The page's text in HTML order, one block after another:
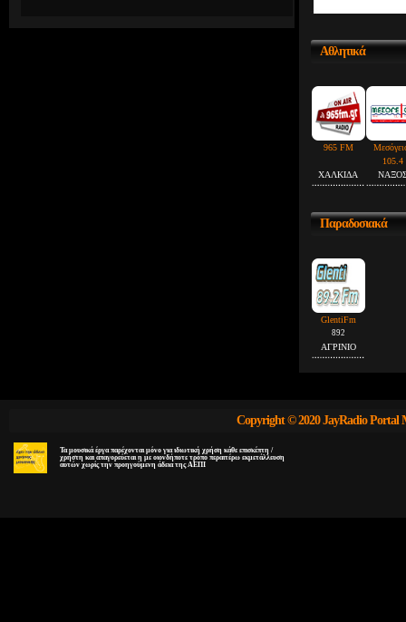
Αθλητικά
965 FM
ΧΑΛΚΙΔΑ
105.4
Παραδοσιακά
GlentiFm
892
ΑΓΡΙΝΙΟ
Copyright © 2020 JayRadio Portal
Τα μουσικά έργα παρέχονται μόνο για ιδιωτική χρήση κάθε επισκέπτη /
χρήστη και απαγορεύεται η με οιονδήποτε τρόπο περαιτέρω εκμετάλλευση
αυτών χωρίς την προηγούμενη άδεια της ΑΕΠΙ